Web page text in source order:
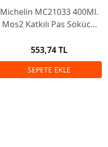
Michelin MC21033 400Ml.
Mos2 Katkılı Pas Sökücü
553,74 TL